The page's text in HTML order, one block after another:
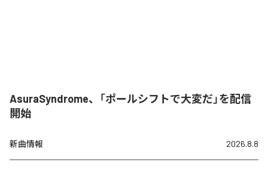
AsuraSyndrome、「ポールシフトで大変だ」を配信
開始
新曲情報 2026.8.8